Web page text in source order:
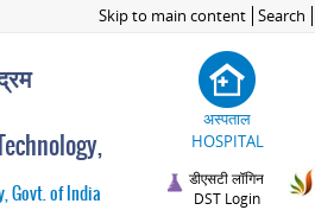
Skip to main content Search
Govt. of India
अस्पताल
HOSPITAL
डीएसटी लॉगिन
DST Login